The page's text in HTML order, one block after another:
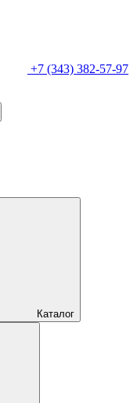
+7 (343) 382-57-97
Каталог